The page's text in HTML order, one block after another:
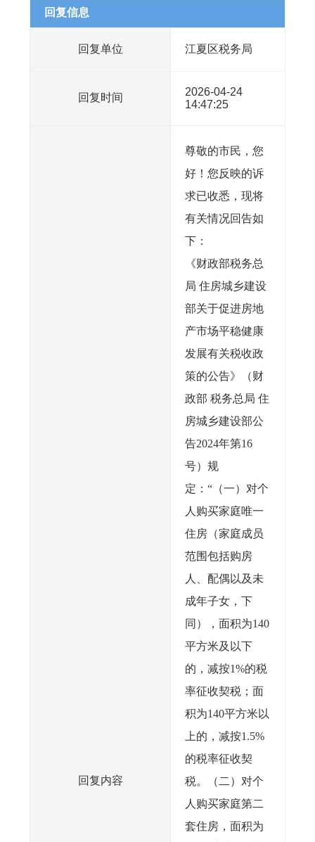
回复信息
回复单位 江夏区税务局
回复时间
2026-04-24
14:47:25
回复内容
尊敬的市民，您
好！您反映的诉
求已收悉，现将
有关情况回告如
下：
《财政部税务总
局 住房城乡建设
部关于促进房地
产市场平稳健康
发展有关税收政
策的公告》（财
政部 税务总局 住
房城乡建设部公
告2024年第16
号）规
定：“（一）对个
人购买家庭唯一
住房（家庭成员
范围包括购房
人、配偶以及未
成年子女，下
同），面积为140
平方米及以下
的，减按1%的税
率征收契税；面
积为140平方米以
上的，减按1.5%
的税率征收契
税。（二）对个
人购买家庭第二
套住房，面积为